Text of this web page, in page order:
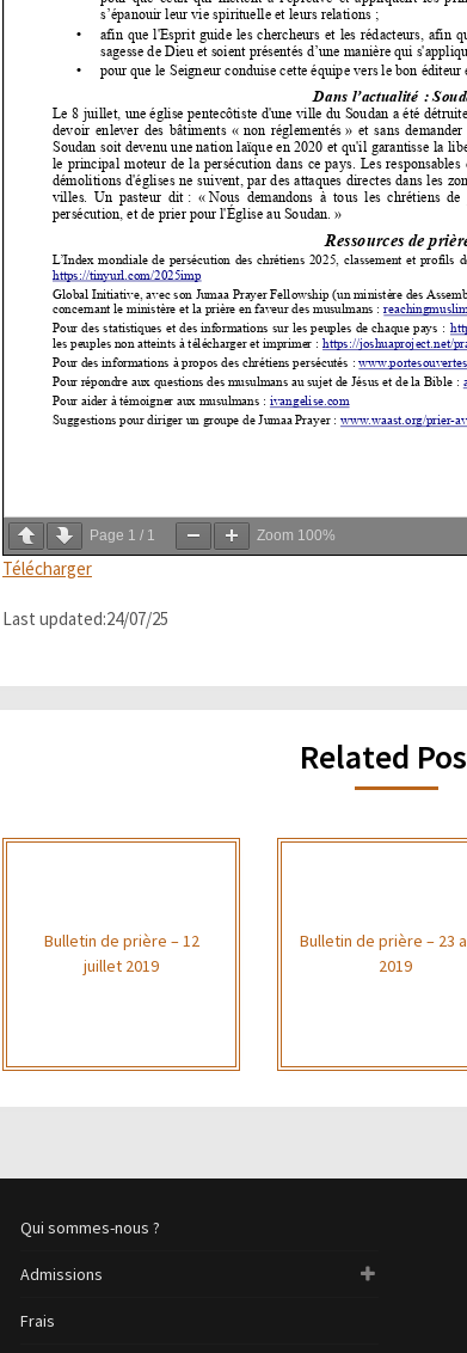
Page 1 / 1 Zoom 100%
Télécharger
Last updated:24/07/25
Related
Bulletin de prière – 12
juillet 2019
Bulletin de prière – 23
2019
Qui sommes-nous ?
Admissions
Frais